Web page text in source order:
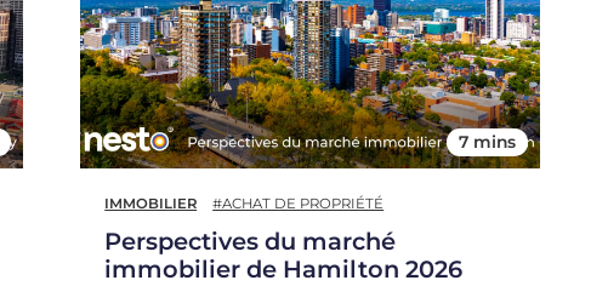
7 mins
IMMOBILIER #ACHAT DE PROPRIÉTÉ
Perspectives du marché
immobilier de Hamilton 2026